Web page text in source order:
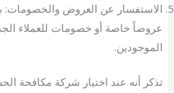
الاستفسار عن العروض
عروضاً خاصة أو خصومات للعملاء
الموجودين.
تذكر أنه عند اختيار شركة مكافحة